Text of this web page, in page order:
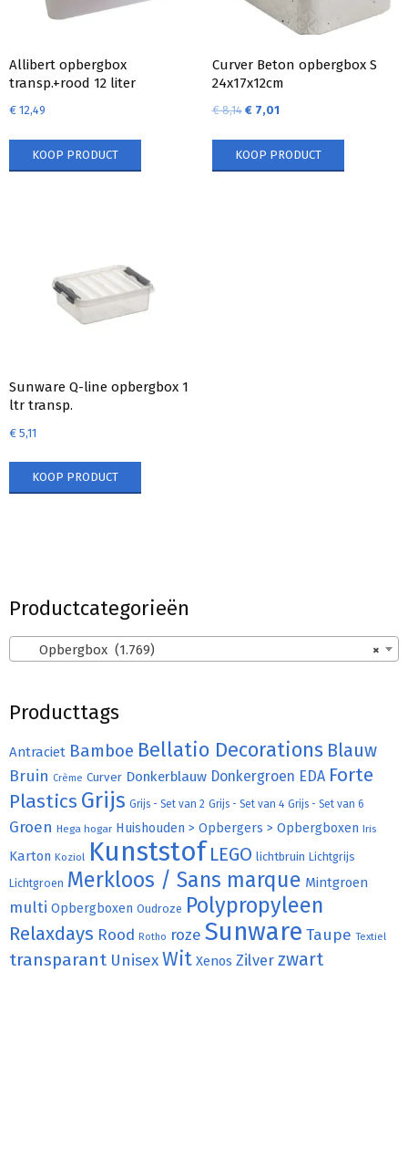
Allibert opbergbox
transp.+rood 12 liter
€ 12,49
KOOP PRODUCT
Curver Beton opbergbox S
24x17x12cm
€8,14 €7,01
KOOP PRODUCT
Sunware Q-line opbergbox 1
ltr transp.
€ 5,11
KOOP PRODUCT
Productcategorieën
×
Opbergbox (1.769)
Producttags
Antraciet Bamboe Bellatio Decorations Blauw
Bruin Crème Curver Donkerblauw Donkergroen EDA Forte
Plastics Grijs Grijs - Set van 2 Grijs - Set van 4 Grijs - Set van 6
Groen Hega hogar Huishouden > Opbergers > Opbergboxen Iris
Karton Koziol Kunststof LEGO lichtbruin Lichtgrijs
Lichtgroen Merkloos / Sans marque Mintgroen
multi Opbergboxen Oudroze Polypropyleen
Relaxdays Rood Rotho roze Sunware Taupe Textiel
transparant UnisexWit Xenos Zilver zwart